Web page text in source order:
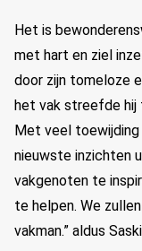
Het is
met hart en ziel
door zijn tomeloze
het vak streefde hij
Met veel
nieuwste inzichten
vakgenoten te
te helpen. We
vakman.” aldus